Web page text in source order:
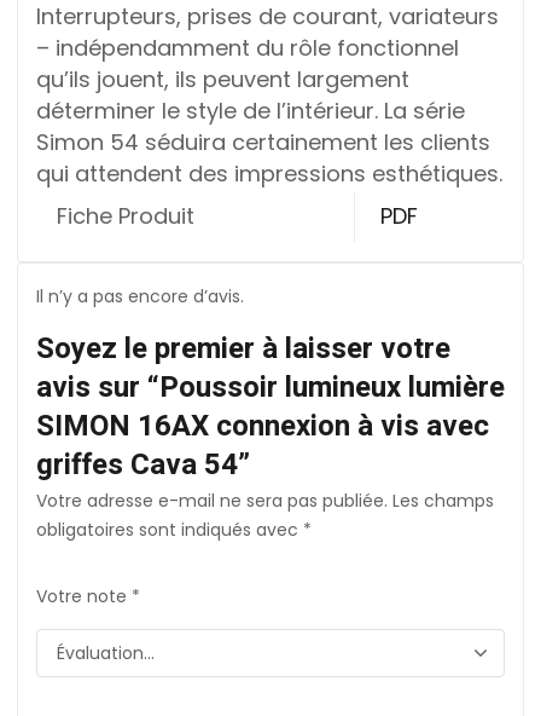
Interrupteurs, prises de courant, variateurs
– indépendamment du rôle fonctionnel
qu’ils jouent, ils peuvent largement
déterminer le style de l’intérieur. La série
Simon 54 séduira certainement les clients
qui attendent des impressions esthétiques.
Fiche Produit
PDF
Il n’y a pas encore d’avis.
Soyez le premier à laisser votre
avis sur “Poussoir lumineux lumière
SIMON 16AX connexion à vis avec
griffes Cava 54”
Votre adresse e-mail ne sera pas publiée. Les champs
obligatoires sont indiqués avec *
Votre note *